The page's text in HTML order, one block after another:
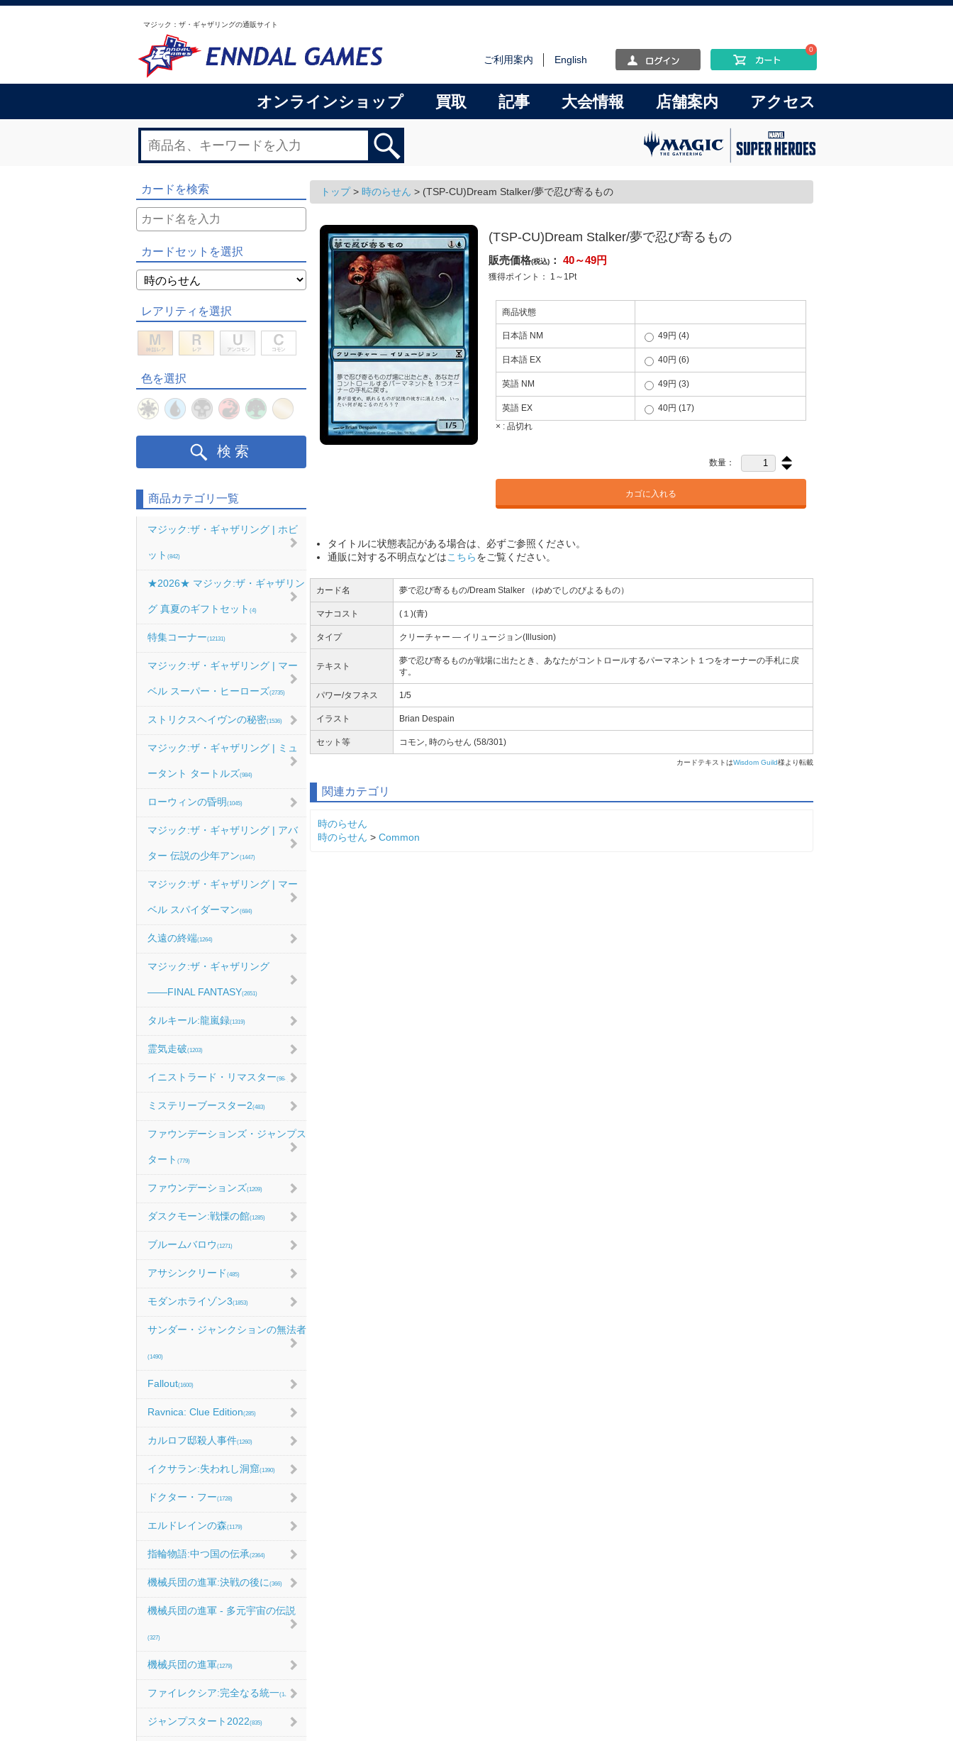
マジック：ザ・ギャザリングの通販サイト
ご利用案内 English
0
オンラインショップ 買取 記事 大会情報 店舗案内 アクセス
カードを検索
カードセットを選択
レアリティを選択
色を選択
検索
商品カテゴリ一覧
マジック:ザ・ギャザリング | ホビ
ット (842)
★2026★ マジック:ザ・ギャザリン
グ 真夏のギフトセット (4)
特集コーナー(12131)
マジック:ザ・ギャザリング | マー
ベル スーパー・ヒーローズ(2735)
ストリクスヘイヴンの秘密(1536)
マジック:ザ・ギャザリング | ミュ
ータント タートルズ(984)
ローウィンの昏明 (1045)
マジック:ザ・ギャザリング | アバ
ター 伝説の少年アン(1447)
マジック:ザ・ギャザリング | マー
ベル スパイダーマン(684)
久遠の終端(1264)
マジック:ザ・ギャザリング
――FINAL FANTASY(2651)
タルキール:龍嵐録(1319)
霊気走破(1203)
イニストラード・リマスター(984)
ミステリーブースター2(483)
ファウンデーションズ・ジャンプス
タート (779)
ファウンデーションズ(1209)
ダスクモーン:戦慄の館(1285)
ブルームバロウ (1271)
アサシンクリード (485)
モダンホライゾン3(1853)
サンダー・ジャンクションの無法者
(1490)
Fallout(1600)
Ravnica: Clue Edition(285)
カルロフ邸殺人事件(1260)
イクサラン:失われし洞窟(1390)
ドクター・フー(1728)
エルドレインの森(1179)
指輪物語:中つ国の伝承(2364)
機械兵団の進軍:決戦の後に (366)
機械兵団の進軍 - 多元宇宙の伝説
(327)
機械兵団の進軍(1279)
ファイレクシア:完全なる統一(1067)
ジャンプスタート2022(835)
トップ> 時のらせん > (TSP-CU)Dream Stalker/夢で忍び寄るもの
(TSP-CU)Dream Stalker/夢で忍び寄るもの
販売価格(税込) ： 40～49円
獲得ポイント： 1～1 Pt
商品状態
日本語 NM 49円 (4)
日本語 EX 40円 (6)
英語 NM 49円 (3)
英語 EX 40円 (17)
× : 品切れ
数量：
カゴに入れる
タイトルに状態表記がある場合は、必ずご参照ください。
通販に対する不明点などはこちらをご覧ください。
カード名 夢で忍び寄るもの/Dream Stalker （ゆめでしのびよるもの）
マナコスト (１)(青)
タイプ クリーチャー ― イリュージョン(Illusion)
テキスト
夢で忍び寄るものが戦場に出たとき、あなたがコントロールするパーマネント１つをオーナーの手札に戻
す。
パワー/タフネス 1/5
イラスト Brian Despain
セット等 コモン, 時のらせん (58/301)
カードテキストはWisdom Guild様より転載
関連カテゴリ
時のらせん
時のらせん > Common